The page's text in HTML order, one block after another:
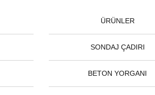
ÜRÜNLER
SONDAJ ÇADIRI
BETON YORGANI